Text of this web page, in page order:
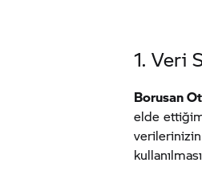
1. Veri
Borusan
elde